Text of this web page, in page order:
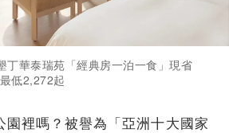
丁華泰瑞苑「經典房一泊一食」現省
低2,272起
園裡嗎？被譽為「亞洲十大國家